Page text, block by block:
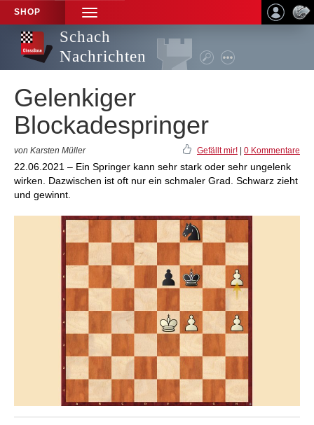
SHOP
TOGGLE
NAVIGATION
Schach
Nachrichten
Gelenkiger
Blockadespringer
von Karsten Müller Gefällt mir! 0 Kommentare
22.06.2021 – Ein Springer kann sehr stark oder sehr ungelenk
wirken. Dazwischen ist oft nur ein schmaler Grad. Schwarz zieht
und gewinnt.